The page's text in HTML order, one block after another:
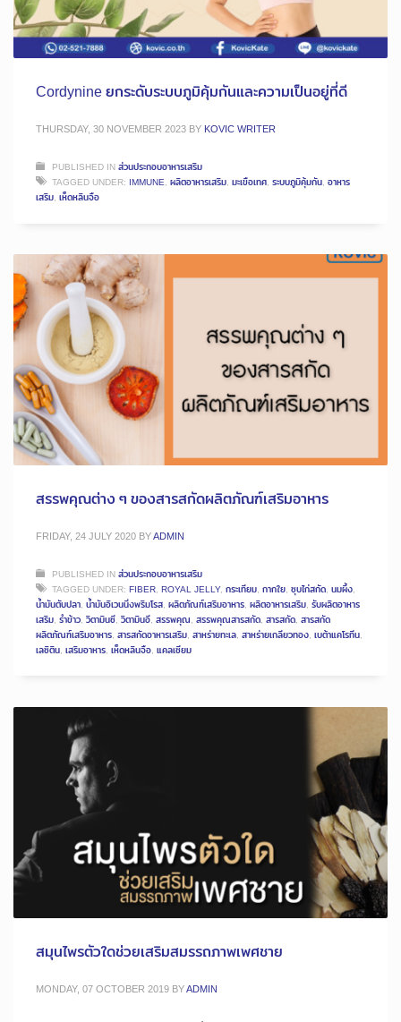
Cordynine ยกระดับระบบภูมิคุ้มกันและความเป็นอยู่ที่ดี
THURSDAY, 30 NOVEMBER 2023 BY KOVIC WRITER
PUBLISHED INส่วนประกอบอาหารเสริม
TAGGED UNDER: IMMUNE, ผลิตอาหารเสริม, มะเขือเทศ, ระบบภูมิคุ้มกัน, อาหาร
เสริม, เห็ดหลินจือ
สรรพคุณต่าง ๆ ของสารสกัดผลิตภัณฑ์เสริมอาหาร
FRIDAY, 24 JULY 2020 BYADMIN
PUBLISHED INส่วนประกอบอาหารเสริม
TAGGED UNDER: FIBER, ROYAL JELLY, กระเทียม, กากใย, ซุบไก่สกัด, นมผึ้ง,
น้ำมันตับปลา, น้ำมันอิเวนนิ่งพริมโรส, ผลิตภัณฑ์เสริมอาหาร, ผลิตอาหารเสริม, รับผลิตอาหาร
เสริม, รำข้าว, วิตามินซี, วิตามินอี, สรรพคุณ, สรรพคุณสารสกัด, สารสกัด, สารสกัด
ผลิตภัณฑ์เสริมอาหาร, สารสกัดอาหารเสริม, สาหร่ายทะเล, สาหร่ายเกลียวทอง, เบต้าแคโรทีน,
เลซิติน, เสริมอาหาร, เห็ดหลินจือ, แคลเซียม
สมุนไพรตัวใดช่วยเสริมสมรรถภาพเพศชาย
MONDAY, 07 OCTOBER 2019 BYADMIN